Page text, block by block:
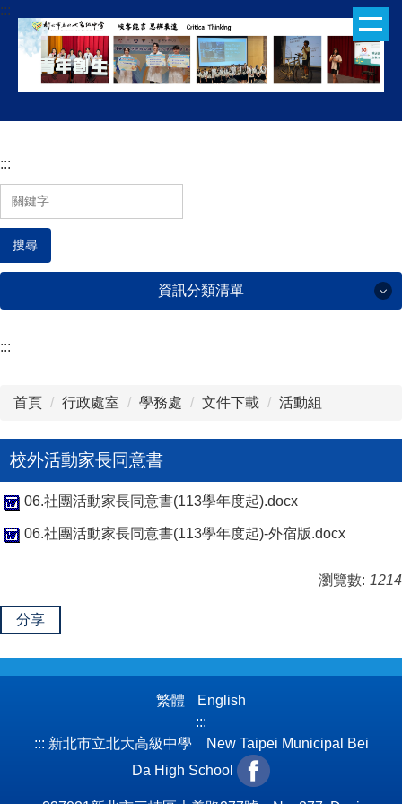
跳
到
容
:::
:::
搜尋
資訊分類清單
:::
首頁 行政處室 學務處 文件下載 活動組
校外活動家長同意書
06.社團活動家長同意書(113學年度起).docx
06.社團活動家長同意書(113學年度起)-外宿版.docx
瀏覽數: 1214
分享
繁體
English
:::
::: 新北市立北大高級中學 New Taipei Municipal Bei
Da High School